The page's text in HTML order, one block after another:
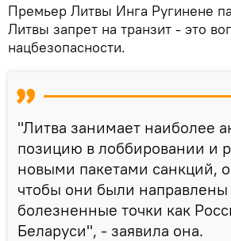
Премьер Литвы Инга Ругинене
Литвы запрет на транзит - это
нацбезопасности.
"Литва занимает наиболее
позицию в лоббировании и
новыми пакетами санкций,
чтобы они были
болезненные точки как
Беларуси", - заявила она.